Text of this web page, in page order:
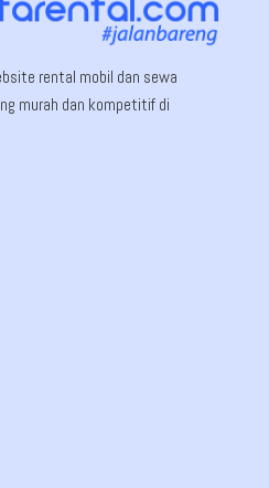
rental mobil dan sewa
murah dan kompetitif di